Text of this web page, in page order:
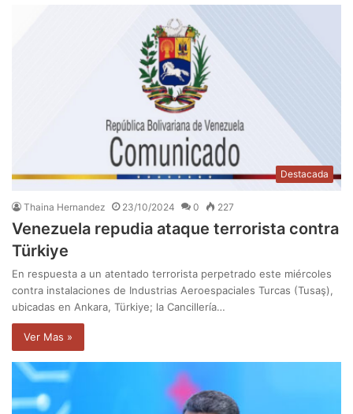
Destacada
Thaina Hernandez 23/10/2024 0 227
Venezuela repudia ataque terrorista contra
Türkiye
En respuesta a un atentado terrorista perpetrado este miércoles
contra instalaciones de Industrias Aeroespaciales Turcas (Tusaş),
ubicadas en Ankara, Türkiye; la Cancillería…
Ver Mas »